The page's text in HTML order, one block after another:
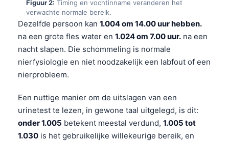
Figuur 2: Timing en vochtinname veranderen het
verwachte normale bereik.
Dezelfde persoon kan 1.004 om 14.00 uur hebben.
na een grote fles water en 1.024 om 7.00 uur. na een
nacht slapen. Die schommeling is normale
nierfysiologie en niet noodzakelijk een labfout of een
nierprobleem.
Een nuttige manier om de uitslagen van een
urinetest te lezen, in gewone taal uitgelegd, is dit:
onder 1.005 betekent meestal verdund, 1.005 tot
1.030 is het gebruikelijke willekeurige bereik, en